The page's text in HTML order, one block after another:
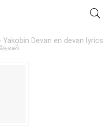
Yakobin Devan en devan lyrics